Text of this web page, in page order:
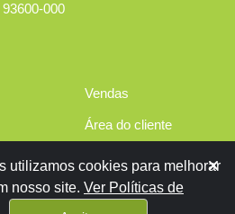
93600-000
Vendas
Área do cliente
Contato
utilizamos cookies para melhorar
nosso site. Ver Políticas de